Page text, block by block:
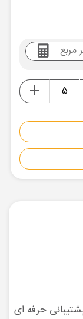
+
حرفه ای